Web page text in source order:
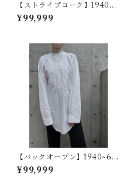
【ストライプヨーク】1940~5
0s フランスヴィンテージドレ
スシャツ
¥99,999
【バックオープン】1940~60
s アメリカヴィンテージドレス
シャツ
¥99,999